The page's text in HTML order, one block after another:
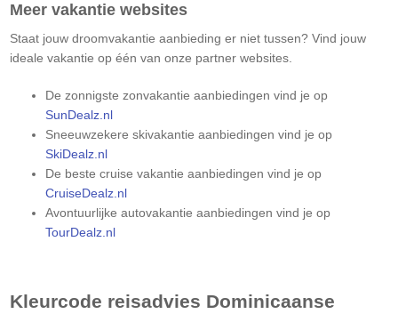
Meer vakantie websites
Staat jouw droomvakantie aanbieding er niet tussen? Vind jouw
ideale vakantie op één van onze partner websites.
De zonnigste zonvakantie aanbiedingen vind je op
SunDealz.nl
Sneeuwzekere skivakantie aanbiedingen vind je op
SkiDealz.nl
De beste cruise vakantie aanbiedingen vind je op
CruiseDealz.nl
Avontuurlijke autovakantie aanbiedingen vind je op
TourDealz.nl
Kleurcode reisadvies Dominicaanse